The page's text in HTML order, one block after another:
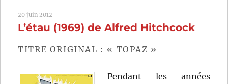
20 juin 2012
L’étau (1969) de Alfred Hitchcock
TITRE ORIGINAL : « TOPAZ »
Pendant les années